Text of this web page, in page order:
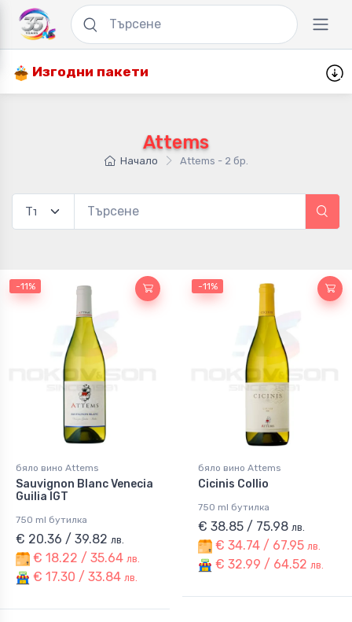
Изгодни пакети
Attems
Начало Attems - 2 бр.
-11%
бяло вино Attems
Sauvignon Blanc Venecia
Guilia IGT
750 ml бутилка
€ 20.36 / 39.82 лв.
€ 18.22 / 35.64 лв.
€ 17.30 / 33.84 лв.
-11%
бяло вино Attems
Cicinis Collio
750 ml бутилка
€ 38.85 / 75.98 лв.
€ 34.74 / 67.95 лв.
€ 32.99 / 64.52 лв.